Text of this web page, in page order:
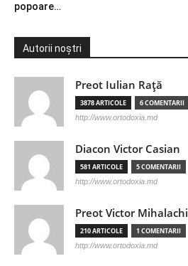
popoare…
Autorii noștri
Preot Iulian Raţă
3878 ARTICOLE 6 COMENTARII
http://www.ortodoxia.md
Diacon Victor Casian
581 ARTICOLE 5 COMENTARII
http://www.ortodoxia.md
Preot Victor Mihalachi
210 ARTICOLE 1 COMENTARII
http://www.ortodoxia.md